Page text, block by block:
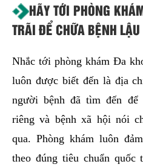
HÃY TỚI PHÒNG
TRÃI ĐỂ CHỮA BỆNH LẬU
Nhắc tới phòng khám Đa
luôn được biết đến là địa
người bệnh đã tìm đến để
riêng và bệnh xã hội nói
qua. Phòng khám luôn
theo đúng tiêu chuẩn